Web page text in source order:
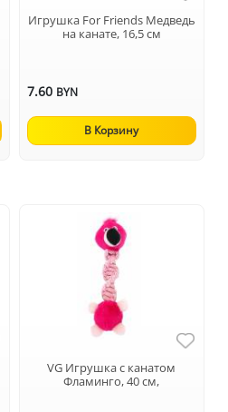
Игрушка For Friends Медведь
на канате, 16,5 см
7.60 BYN
В Корзину
VG Игрушка с канатом
Фламинго, 40 см,